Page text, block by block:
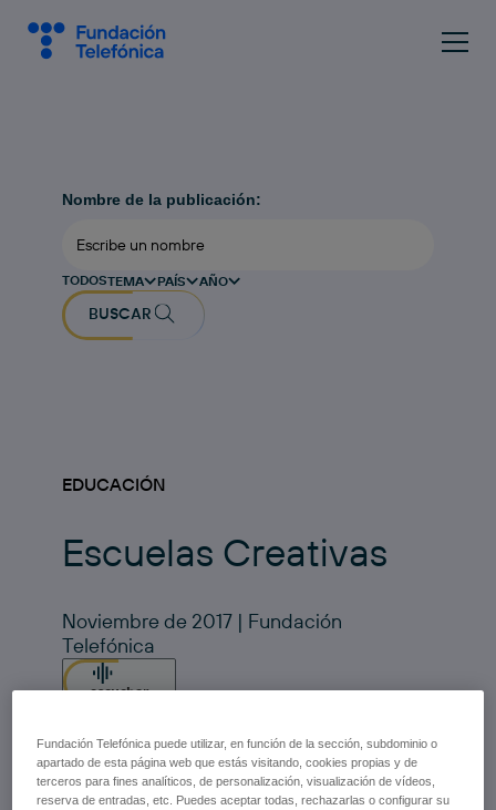
Nombre de la publicación:
TODOSTEMA PAÍS AÑO
BUSCAR
EDUCACIÓN
Escuelas Creativas
Noviembre de 2017 | Fundación
Telefónica
escuchar
Esta publicación está dividida en 7 volúmenes
y tiene por objetivo desarrollar el genoma
Fundación Telefónica puede utilizar, en función de la sección, subdominio o
apartado de esta página web que estás visitando, cookies propias y de
terceros para fines analíticos, de personalización, visualización de vídeos,
reserva de entradas, etc. Puedes aceptar todas, rechazarlas o configurar su